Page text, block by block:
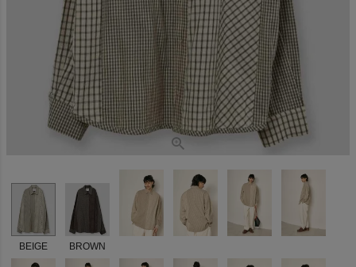
BEIGE BROWN